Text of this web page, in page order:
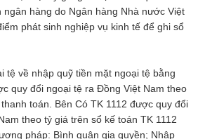
hàng do Ngân hàng Nhà nước Việt
phát sinh nghiệp vụ kinh tế để ghi sổ
tệ về nhập quỹ tiền mặt ngoại tệ bằng
quy đổi ngoại tệ ra Đồng Việt Nam theo
toán. Bên Có TK 1112 được quy đổi
theo tỷ giá trên sổ kế toán TK 1112
pháp: Bình quân gia quyền; Nhập